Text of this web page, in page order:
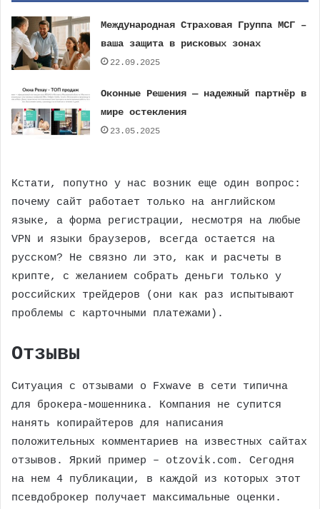
Международная Страховая Группа МСГ –
ваша защита в рисковых зонах
22.09.2025
Оконные Решения — надежный партнёр в
мире остекления
23.05.2025
Кстати, попутно у нас возник еще один вопрос:
почему сайт работает только на английском
языке, а форма регистрации, несмотря на любые
VPN и языки браузеров, всегда остается на
русском? Не связно ли это, как и расчеты в
крипте, с желанием собрать деньги только у
российских трейдеров (они как раз испытывают
проблемы с карточными платежами).
Отзывы
Ситуация с отзывами о Fxwave в сети типична
для брокера-мошенника. Компания не супится
нанять копирайтеров для написания
положительных комментариев на известных сайтах
отзывов. Яркий пример – otzovik.com. Сегодня
на нем 4 публикации, в каждой из которых этот
псевдоброкер получает максимальные оценки.